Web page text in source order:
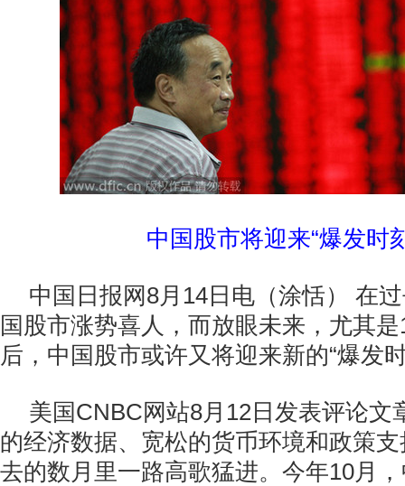
中国股市将迎来“爆发时
中国日报网8月14日电（涂恬） 在
国股市涨势喜人，而放眼未来，尤其是
后，中国股市或许又将迎来新的“爆发
美国CNBC网站8月12日发表评论文
的经济数据、宽松的货币环境和政策
去的数月里一路高歌猛进。今年10月